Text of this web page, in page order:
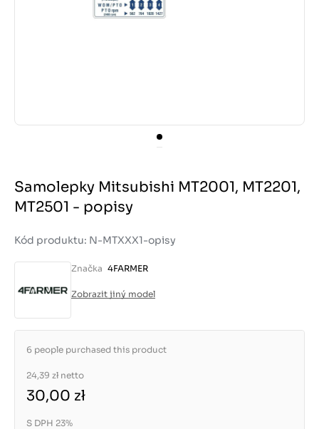
Samolepky Mitsubishi MT2001, MT2201,
MT2501 - popisy
Kód produktu: N-MTXXX1-opisy
Značka 4FARMER
Zobrazit jiný model
6 people purchased this product
24,39 zł netto
30,00 zł
S DPH 23%